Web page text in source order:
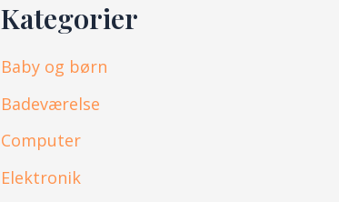
Kategorier
Baby og børn
Badeværelse
Computer
Elektronik